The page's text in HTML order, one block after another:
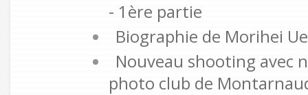
- 1ère partie
Biographie de Morihei
Nouveau shooting avec
photo club de